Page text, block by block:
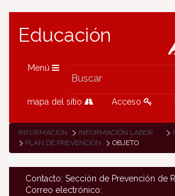
Educación
Menú
mapa del sitio Acceso
INFORMACIÓN INFORMACIÓN LABORAL
PLAN DE PREVENCIÓN
OBJETO
Contacto: Sección de Prevención de
Correo electrónico: